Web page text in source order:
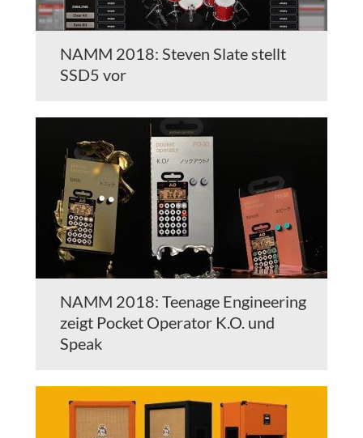
NAMM 2018: Steven Slate stellt
SSD5 vor
NAMM 2018: Teenage Engineering
zeigt Pocket Operator K.O. und
Speak